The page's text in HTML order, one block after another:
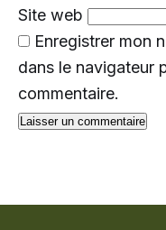
Site web
Enregistrer mon
dans le navigateur
commentaire.